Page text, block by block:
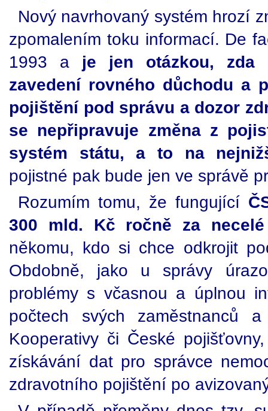
Nový navrhovaný systém hrozí
zpomalením toku informací. De
1993 a je jen otázkou, zda
zavedení rovného důchodu a
pojištění pod správu a dozor
se nepřipravuje změna z
systém státu, a to na
pojistné pak bude jen ve správě
Rozumím tomu, že fungující
300 mld. Kč ročně za
někomu, kdo si chce odkrojit
Obdobně, jako u správy
problémy s včasnou a úplnou
počtech svých zaměstnanců
Kooperativy či České
získávání dat pro správce
zdravotního pojištění po